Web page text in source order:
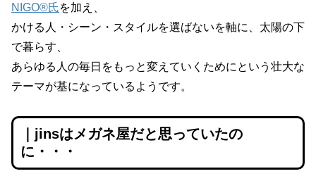
NIGO®氏を加え、
かける人・シーン・スタイルを選ばないを軸に、太陽の下
で暮らす、
あらゆる人の毎日をもっと変えていくためにという壮大な
テーマが基になっているようです。
｜jinsはメガネ屋だと思っていたの
に・・・